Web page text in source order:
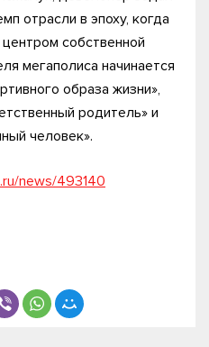
отрасли в эпоху, когда
собственной
мегаполиса начинается
образа жизни»,
родитель» и
человек».
news/493140